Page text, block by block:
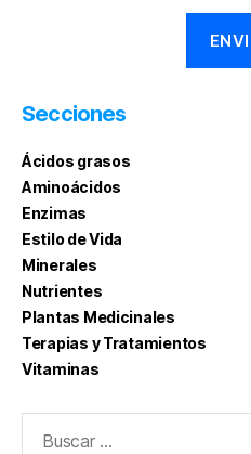
Secciones
Ácidos grasos
Aminoácidos
Enzimas
Estilo de Vida
Minerales
Nutrientes
Plantas Medicinales
Terapias y Tratamientos
Vitaminas